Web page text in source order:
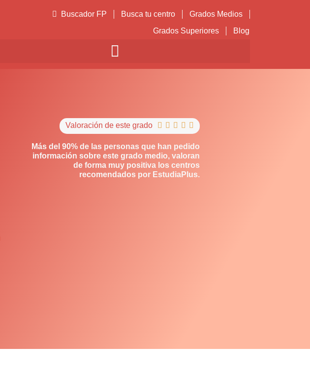
Buscador FP Busca tu centro
Grados Medios
Grados Superiores
Blog
Valoración de este grado     
Más del 90% de las personas que han pedido
información sobre este grado medio, valoran
de forma muy positiva los centros
recomendados por EstudiaPlus.